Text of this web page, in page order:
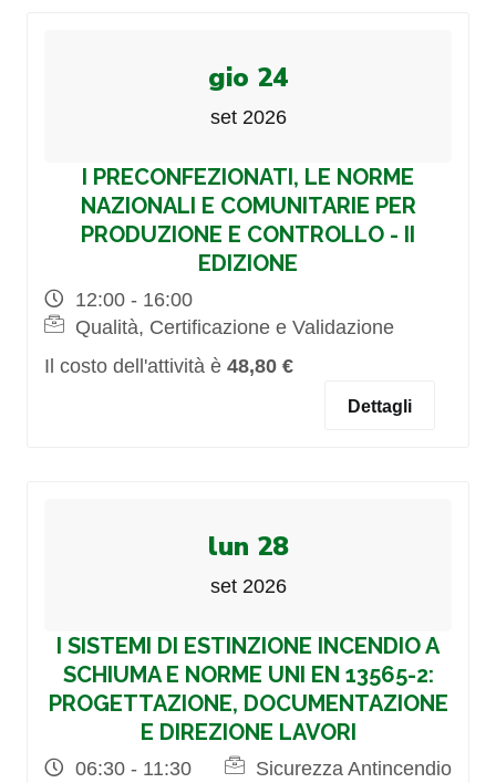
gio 24
set 2026
I PRECONFEZIONATI, LE NORME
NAZIONALI E COMUNITARIE PER
PRODUZIONE E CONTROLLO - II
EDIZIONE
12:00 - 16:00
Qualità, Certificazione e Validazione
Il costo dell'attività è 48,80 €
Dettagli
lun 28
set 2026
I SISTEMI DI ESTINZIONE INCENDIO A
SCHIUMA E NORME UNI EN 13565-2:
PROGETTAZIONE, DOCUMENTAZIONE
E DIREZIONE LAVORI
06:30 - 11:30
Sicurezza Antincendio